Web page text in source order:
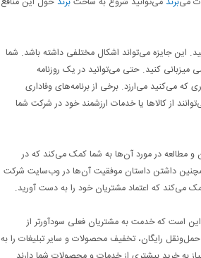
این جایزه می‌تواند اشکال مختلفی داشته باشد. شما
میزبانی کنید. حتی می‌توانید در یک روزنامه
می‌کنید می‌ارزد. برخی از برنامه‌های وفاداری
از کالاها یا خدمات ارزشمند خود در شرکت شما
مطالعه در مورد آن‌ها به شما کمک می‌کند که در
داشتن داستان موفقیت آن‌ها در وب‌سایت شرکت
می‌کند که اعتماد مشتریان خود را به دست آورید.
است که خدمت به مشتریان فعلی سودآورتر از
رایگان، تخفیف محصولات و سایر تبلیغات را به